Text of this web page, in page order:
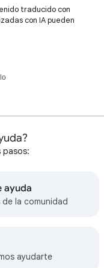
traducido con
con IA pueden
pasos:
ayuda
la comunidad
ayudarte